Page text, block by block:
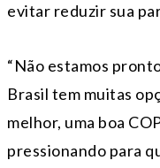
evitar reduzir sua
“Não estamos
Brasil tem muitas
melhor, uma boa
pressionando para